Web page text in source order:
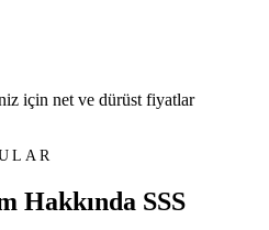
için net ve dürüst fiyatlar
Hakkında SSS